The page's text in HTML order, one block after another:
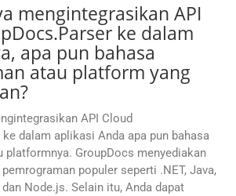
mengintegrasikan API
ke dalam
apa pun bahasa
atau platform yang
API Cloud
dalam aplikasi Anda apa pun bahasa
platformnya. GroupDocs menyediakan
populer seperti .NET, Java,
dan Node.js. Selain itu, Anda dapat